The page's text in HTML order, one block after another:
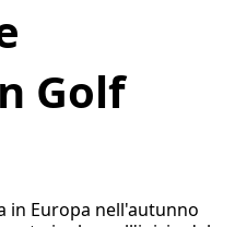
Golf
in Europa nell'autunno